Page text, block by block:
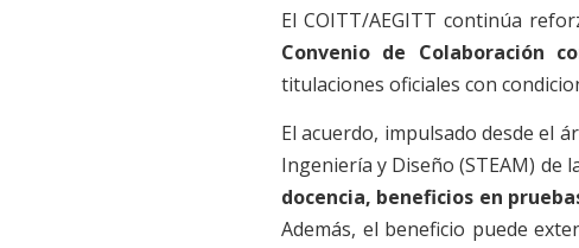
El COITT/AEGITT continúa
Convenio de Colaboración
titulaciones oficiales con
El acuerdo, impulsado desde el
Ingeniería y Diseño (STEAM) de
docencia, beneficios en
Además, el beneficio puede